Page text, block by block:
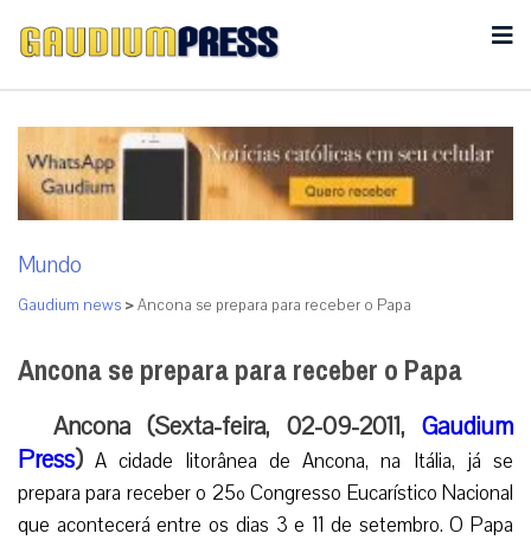
Mundo
Gaudium news >Ancona se prepara para receber o Papa
Ancona se prepara para receber o Papa
Ancona (Sexta-feira, 02-09-2011, Gaudium
Press) A cidade litorânea de Ancona, na Itália, já se
prepara para receber o 25º Congresso Eucarístico Nacional
que acontecerá entre os dias 3 e 11 de setembro. O Papa